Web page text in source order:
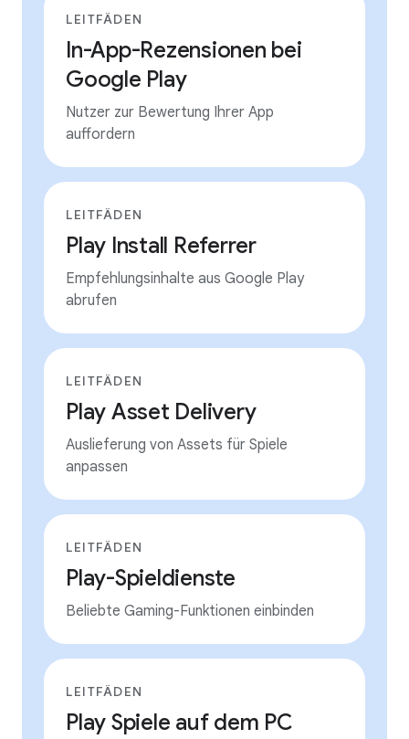
LEITFÄDEN
In-App-Rezensionen bei
Google Play
Nutzer zur Bewertung Ihrer App
auffordern
LEITFÄDEN
Play Install Referrer
Empfehlungsinhalte aus Google Play
abrufen
LEITFÄDEN
Play Asset Delivery
Auslieferung von Assets für Spiele
anpassen
LEITFÄDEN
Play-Spieldienste
Beliebte Gaming-Funktionen einbinden
LEITFÄDEN
Play Spiele auf dem PC